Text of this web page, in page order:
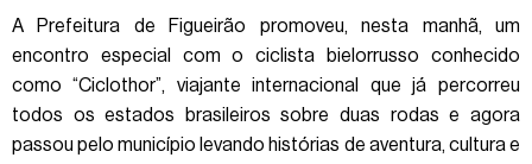
A Prefeitura de Figueirão promoveu, nesta manhã, um
encontro especial com o ciclista bielorrusso conhecido
como “Ciclothor”, viajante internacional que já percorreu
todos os estados brasileiros sobre duas rodas e agora
passou pelo município levando histórias de aventura, cultura e